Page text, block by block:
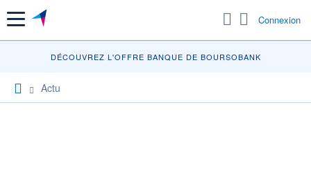
Menu Connexion
DÉCOUVREZ L'OFFRE BANQUE DE BOURSOBANK
Actu